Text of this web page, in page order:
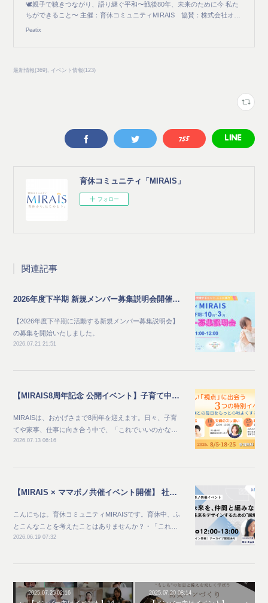
🕊️親子で聴きつながり、語り継ぐ平和〜戦後80年、未来のために今 私た
ちができること〜 主催：育休コミュニティMIRAIS 協賛：株式会社オ…
Peatix
最新情報(369) イベント情報(123)
育休コミュニティ「MIRAIS」
フォロー
関連記事
2026年度下半期 新規メンバー募集説明会開催のご案内
【2026年度下半期に活動する新規メンバー募集説明会】
の募集を開始いたしました。
2026.07.21 21:51
【MIRAIS8周年記念 公開イベント】子育て中のママ向け_家族との毎日をもっと心地よくする夏 新しい"視点"に出会う3つの特別イベント
MIRAISは、おかげさまで8周年を迎えます。日々、子育
てや家事、仕事に向き合う中で、「これでいいのかな…
2026.07.13 06:16
【MIRAIS × ママボノ共催イベント開催】 社会と未来を、仲間と編みなおす ～自分らしい未来をデザインするための“越境体験”～
こんにちは。育休コミュニティMIRAISです。育休中、ふ
とこんなことを考えたことはありませんか？・「これ…
2026.06.19 07:32
2025.07.25 02:16 2025.07.20 08:14